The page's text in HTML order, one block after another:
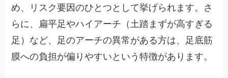
め、リスク要因のひとつとして挙げられます。さ
らに、扁平足やハイアーチ（土踏まずが高すぎる
足）など、足のアーチの異常がある方は、足底筋
膜への負担が偏りやすいという特徴があります。